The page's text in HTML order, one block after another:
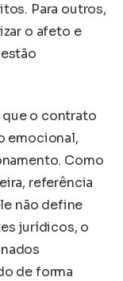
Para outros,
o afeto e
o contrato
emocional,
Como
referência
não define
jurídicos, o
de forma